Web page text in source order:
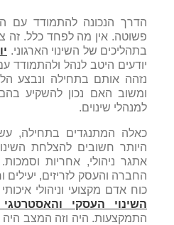
הדרך הנכונה להתמודד עם
פשוטה. אין מה לפחד כלל. זה
בתהליכים של השינוי הארגוני.
יודעים היטב לנהל ולהתמודד
נזהה אותם בתחילה ונבצע
ומשוב האם נכון להשקיע
למנהלי שינוים.
כאלה המתנגדים בתחילה,
היותר חשובים להצלחת
אתגר ניהולי, אחריות
החברה והעסק לזריזים, יעילים
כוח אדם מקצועי וניהולי
השינוי העסקי והאסטרטגי
התמקצעות. היה וזה המצב היה